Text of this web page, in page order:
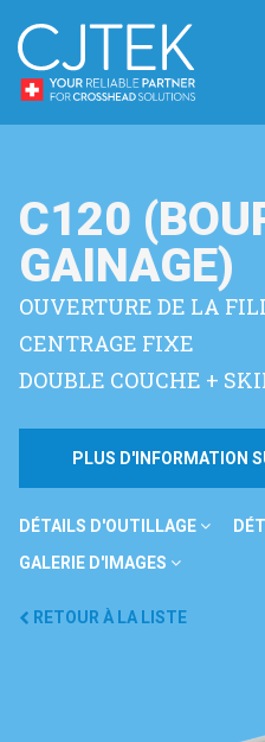
C120
GAINAGE)
OUVERTURE DE LA
CENTRAGE FIXE
DOUBLE COUCHE +
PLUS D'INFORMATION
DÉTAILS D'OUTILLAGE
GALERIE D'IMAGES
RETOUR À LA LISTE